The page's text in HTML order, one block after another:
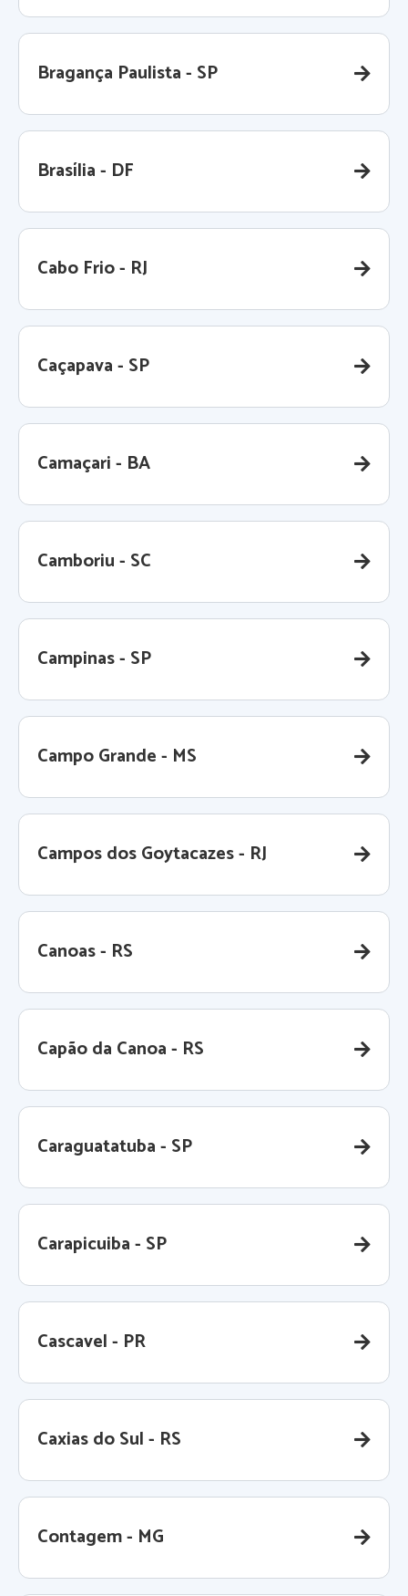
Bragança Paulista - SP
Brasília - DF
Cabo Frio - RJ
Caçapava - SP
Camaçari - BA
Camboriu - SC
Campinas - SP
Campo Grande - MS
Campos dos Goytacazes - RJ
Canoas - RS
Capão da Canoa - RS
Caraguatatuba - SP
Carapicuiba - SP
Cascavel - PR
Caxias do Sul - RS
Contagem - MG